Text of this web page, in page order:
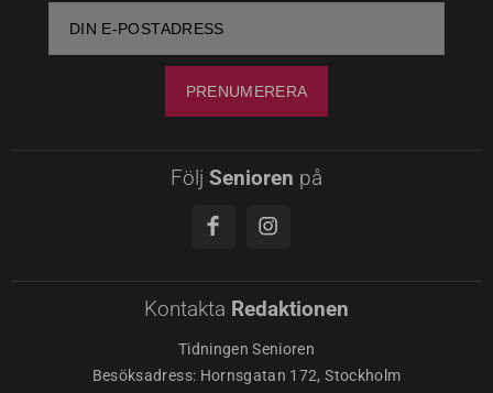
Följ Senioren på
Kontakta Redaktionen
Tidningen Senioren
Besöksadress: Hornsgatan 172, Stockholm